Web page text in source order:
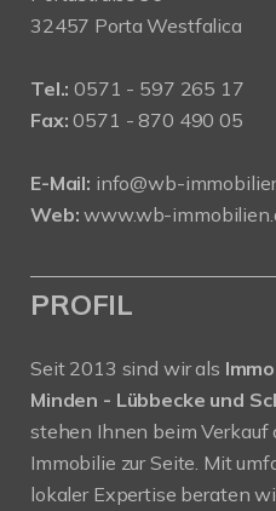
32457 Porta Westfalica
Tel.: 0571 - 597 265 17
Fax: 0571 - 870 490 05
E-Mail: info@wb-
Web: www.wb-
PROFIL
Seit 2013 sind wir als
Minden - Lübbecke und
stehen Ihnen beim Verkauf
Immobilie zur Seite. Mit
lokaler Expertise beraten